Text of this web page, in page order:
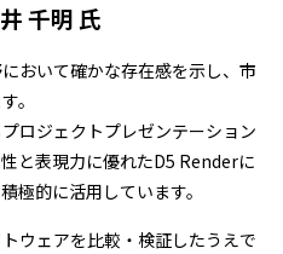
千明 氏
おいて確かな存在感を示し、市
。
ロジェクトプレゼンテーション
と表現力に優れたD5 Renderに
極的に活用しています。
ウェアを比較・検証したうえで